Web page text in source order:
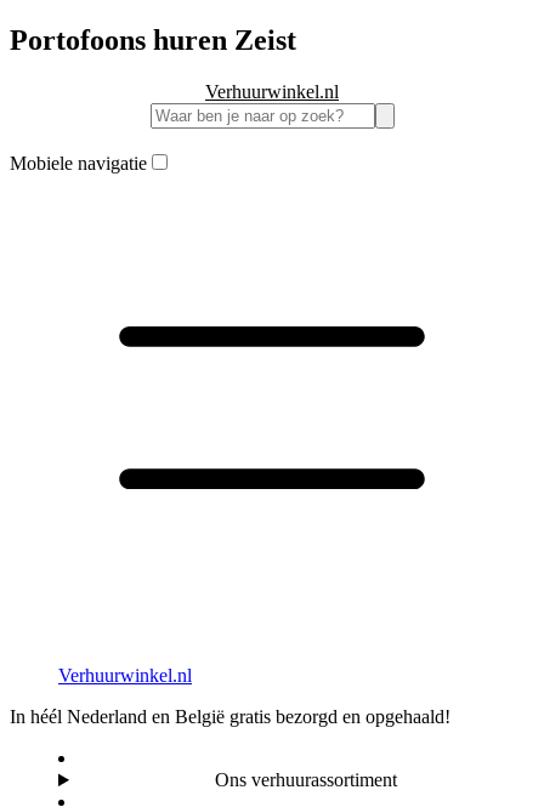
Portofoons huren Zeist
Verhuurwinkel.nl
Mobiele navigatie
Verhuurwinkel.nl
In héél Nederland en België gratis bezorgd en opgehaald!
Ons verhuurassortiment